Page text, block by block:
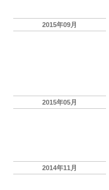
2015年09月
2015年05月
2014年11月